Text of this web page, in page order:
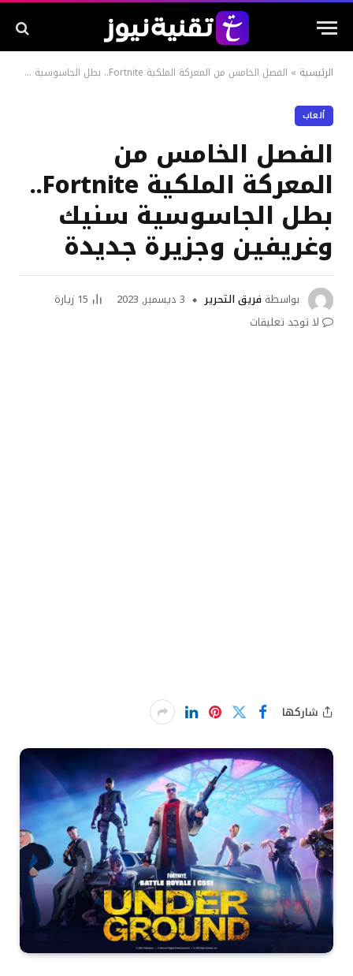
الرئيسية » الفصل الخامس من المعركة الملكية Fortnite.. بطل الجاسوسية سنيك وغريفين وجزيرة جديدة
ألعاب
الفصل الخامس من
المعركة الملكية Fortnite..
بطل الجاسوسية سنيك
وغريفين وجزيرة جديدة
بواسطة فريق التحرير 3 ديسمبر, 2023 15 زيارة
لا توجد تعليقات
شاركها